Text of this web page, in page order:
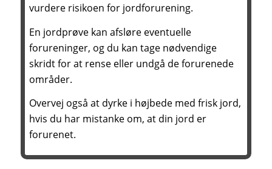
vurdere risikoen for jordforurening.
En jordprøve kan afsløre eventuelle
forureninger, og du kan tage nødvendige
skridt for at rense eller undgå de forurenede
områder.
Overvej også at dyrke i højbede med frisk jord,
hvis du har mistanke om, at din jord er
forurenet.